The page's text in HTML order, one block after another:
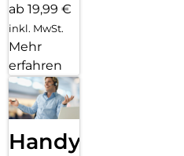
ab 19,99 €
inkl. MwSt.
Mehr
erfahren
Handy